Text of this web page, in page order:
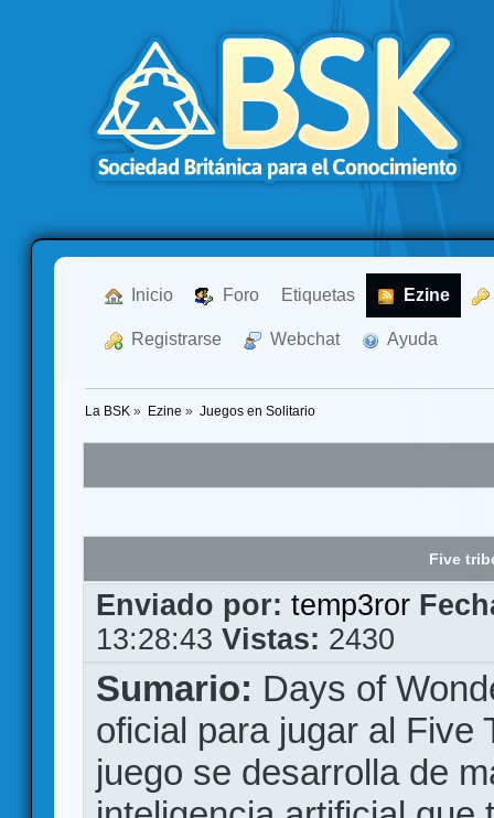
Inicio Foro Etiquetas Ezine
Registrarse Webchat Ayuda
La BSK » Ezine » Juegos en Solitario
Five
Enviado por:temp3ror
13:28:43Vistas: 2430
Sumario: Days of
oficial para jugar al Five
juego se desarrolla de